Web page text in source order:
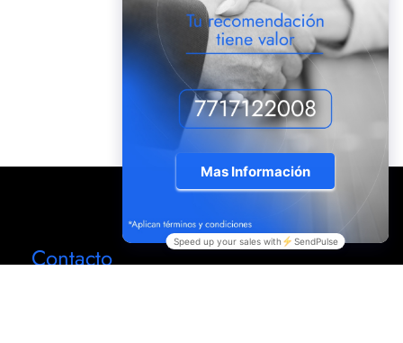
Contacto